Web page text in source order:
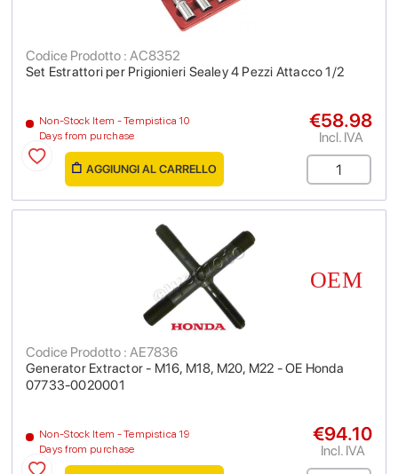
Set Estrattori per Prigionieri Sealey 4 Pezzi Attacco 1/2
Codice Prodotto : AC8352
Non-Stock Item - Tempistica 10
Days from purchase
€58.98
Incl. IVA
AGGIUNGI AL CARRELLO
Generator Extractor - M16, M18, M20, M22 - OE Honda
07733-0020001
Codice Prodotto : AE7836
Non-Stock Item - Tempistica 19
Days from purchase
€94.10
Incl. IVA